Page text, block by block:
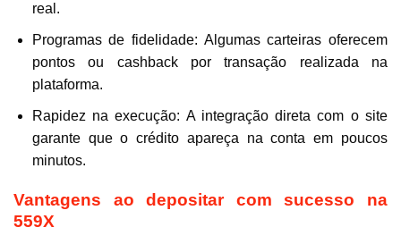
real.
Programas de fidelidade: Algumas carteiras oferecem
pontos ou cashback por transação realizada na
plataforma.
Rapidez na execução: A integração direta com o site
garante que o crédito apareça na conta em poucos
minutos.
Vantagens ao depositar com sucesso na
559X